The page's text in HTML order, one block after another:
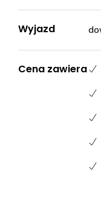
Wyjazd
Cena zawiera